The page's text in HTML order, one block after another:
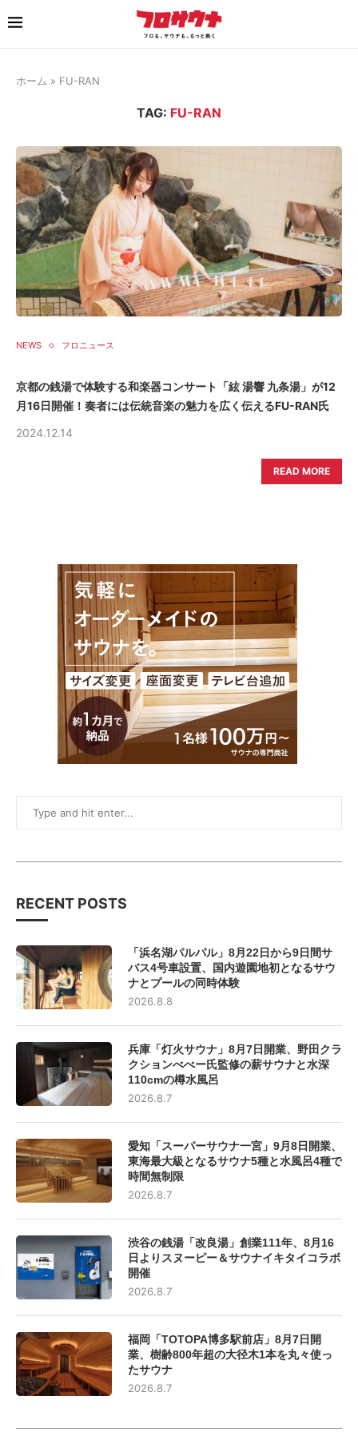
ホーム » FU-RAN
TAG: FU-RAN
NEWS フロニュース
京都の銭湯で体験する和楽器コンサート「絃 湯響 九条湯」が12
月16日開催！奏者には伝統音楽の魅力を広く伝えるFU-RAN氏
2024.12.14
READ MORE
RECENT POSTS
「浜名湖パルパル」8月22日から9日間サ
バス4号車設置、国内遊園地初となるサウ
ナとプールの同時体験
2026.8.8
兵庫「灯火サウナ」8月7日開業、野田クラ
クションべべー氏監修の薪サウナと水深
110cmの樽水風呂
2026.8.7
愛知「スーパーサウナ一宮」9月8日開業、
東海最大級となるサウナ5種と水風呂4種で
時間無制限
2026.8.7
渋谷の銭湯「改良湯」創業111年、8月16
日よりスヌーピー＆サウナイキタイコラボ
開催
2026.8.7
福岡「TOTOPA博多駅前店」8月7日開
業、樹齢800年超の大径木1本を丸々使っ
たサウナ
2026.8.7